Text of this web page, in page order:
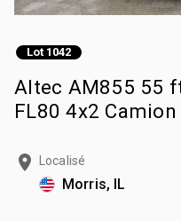
Lot 1042
Altec AM855 55
FL80 4x2
Localisé
Morris, IL